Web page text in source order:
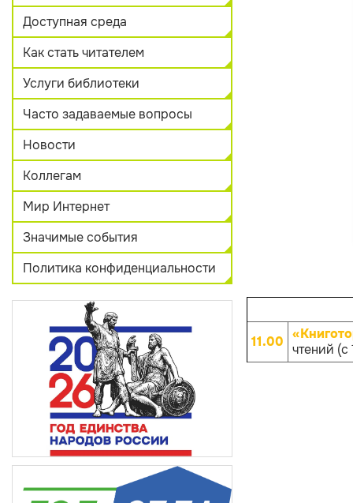
Доступная среда
Как стать читателем
Услуги библиотеки
Часто задаваемые вопросы
Новости
Коллегам
Мир Интернет
Значимые события
Политика конфиденциальности
11.00 чтений (с